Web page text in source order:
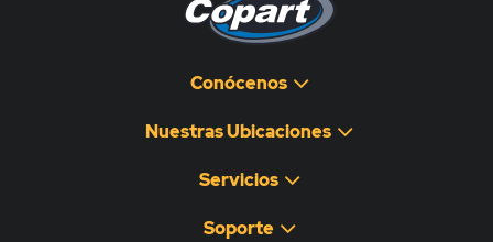
Conócenos
Nuestras Ubicaciones
Servicios
Soporte